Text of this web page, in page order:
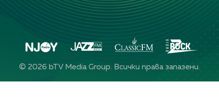
© 2026 bTV Media Group. Всички права запазени.